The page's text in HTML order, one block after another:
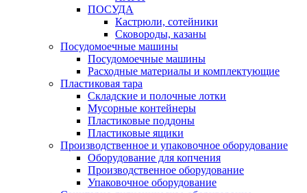
ПОСУДА
Кастрюли, сотейники
Сковороды, казаны
Посудомоечные машины
Посудомоечные машины
Расходные материалы и комплектующие
Пластиковая тара
Складские и полочные лотки
Мусорные контейнеры
Пластиковые поддоны
Пластиковые ящики
Производственное и упаковочное оборудование
Оборудование для копчения
Производственное оборудование
Упаковочное оборудование